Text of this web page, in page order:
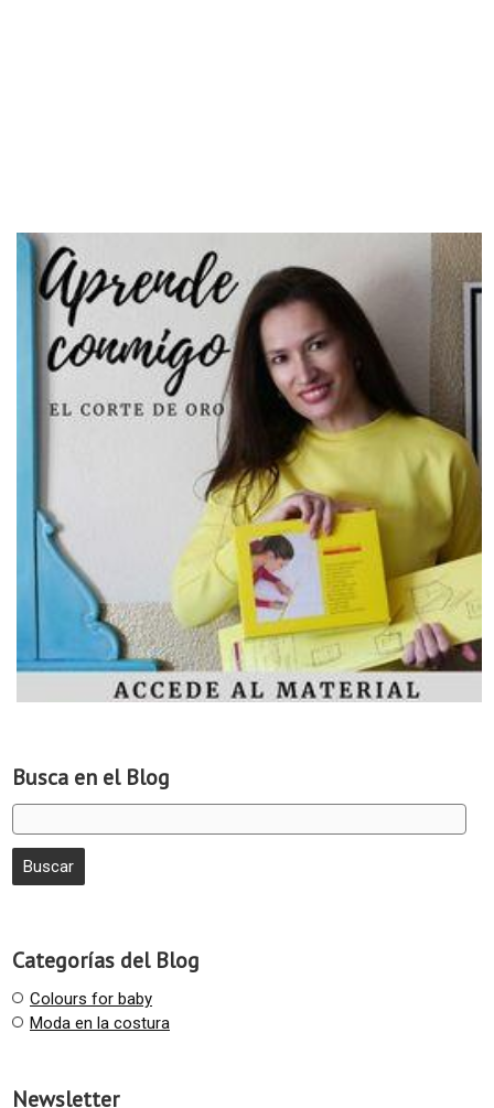
Busca en el Blog
Categorías del Blog
Colours for baby
Moda en la costura
Newsletter